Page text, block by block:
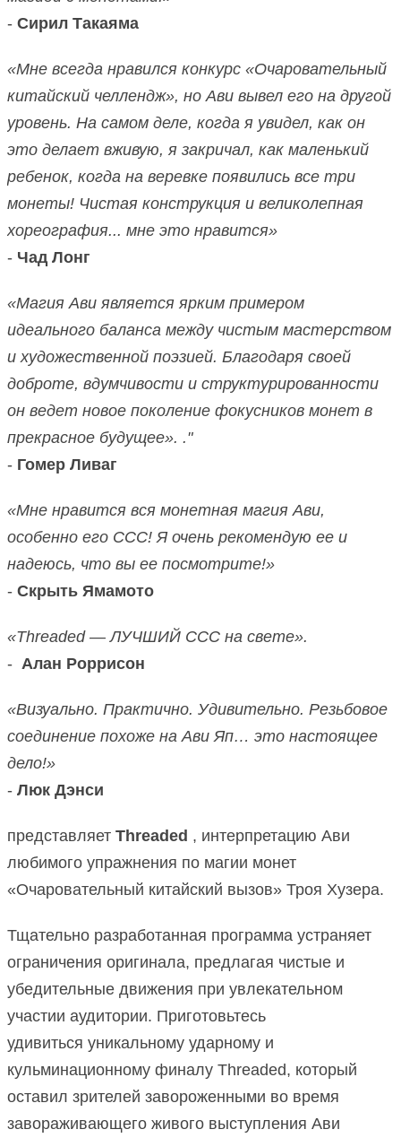
- Сирил Такаяма
«Мне всегда нравился конкурс «Очаровательный
китайский челлендж», но Ави вывел его на другой
уровень. На самом деле, когда я увидел, как он
это делает вживую, я закричал, как маленький
ребенок, когда на веревке появились все три
монеты! Чистая конструкция и великолепная
хореография... мне это нравится»
- Чад Лонг
«Магия Ави является ярким примером
идеального баланса между чистым мастерством
и художественной поэзией. Благодаря своей
доброте, вдумчивости и структурированности
он ведет новое поколение фокусников монет в
прекрасное будущее». ."
- Гомер Ливаг
«Мне нравится вся монетная магия Ави,
особенно его CCC! Я очень рекомендую ее и
надеюсь, что вы ее посмотрите!»
- Скрыть Ямамото
«Threaded — ЛУЧШИЙ CCC на свете».
- Алан Роррисон
«Визуально. Практично. Удивительно. Резьбовое
соединение похоже на Ави Яп… это настоящее
дело!»
- Люк Дэнси
представляет Threaded , интерпретацию Ави
любимого упражнения по магии монет
«Очаровательный китайский вызов» Троя Хузера.
Тщательно разработанная программа устраняет
ограничения оригинала, предлагая чистые и
убедительные движения при увлекательном
участии аудитории. Приготовьтесь
удивиться уникальному ударному и
кульминационному финалу Threaded, который
оставил зрителей завороженными во время
завораживающего живого выступления Ави